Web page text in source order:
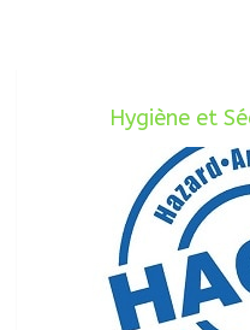
Hygiène et